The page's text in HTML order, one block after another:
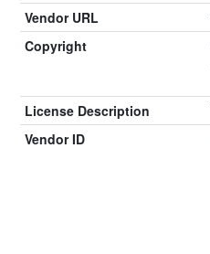
Vendor URL
Copyright
License Description
Vendor ID